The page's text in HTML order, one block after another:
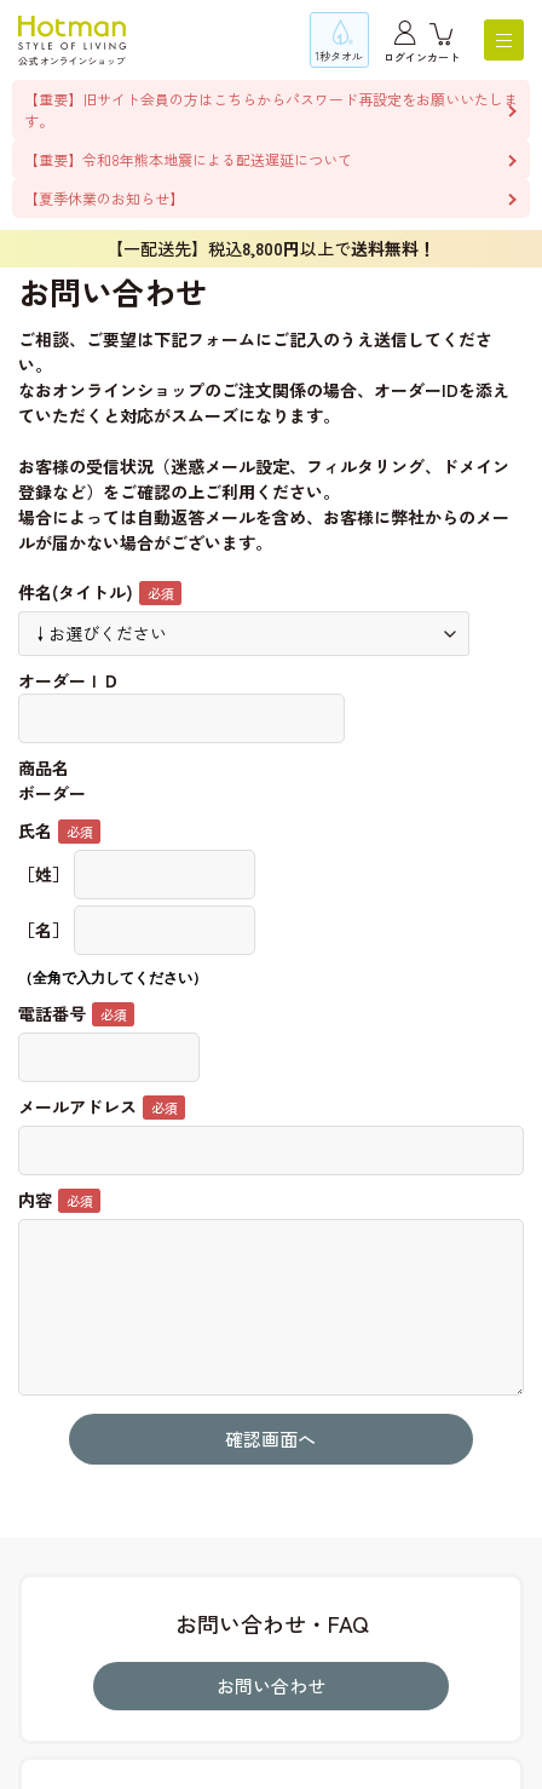
1秒タオル ログインカート
【重要】旧サイト会員の方はこちらからパスワード再設定をお願いいたしま
す。
【重要】令和8年熊本地震による配送遅延について
【夏季休業のお知らせ】
【一配送先】税込8,800円以上で送料無料！
お問い合わせ
ご相談、ご要望は下記フォームにご記入のうえ送信してくださ
い。
なおオンラインショップのご注文関係の場合、オーダーIDを添え
ていただくと対応がスムーズになります。
お客様の受信状況（迷惑メール設定、フィルタリング、ドメイン
登録など）をご確認の上ご利用ください。
場合によっては自動返答メールを含め、お客様に弊社からのメー
ルが届かない場合がございます。
件名(タイトル)
オーダーＩＤ
商品名
ボーダー
氏名
［姓］
［名］
（全角で入力してください）
電話番号
メールアドレス
内容
お問い合わせ・FAQ
お問い合わせ